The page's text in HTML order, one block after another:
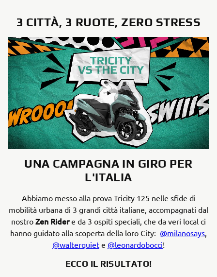
3 CITTÀ, 3 RUOTE, ZERO STRESS
UNA CAMPAGNA IN GIRO PER
L'ITALIA
Abbiamo messo alla prova Tricity 125 nelle sfide di
mobilità urbana di 3 grandi città italiane, accompagnati dal
nostro Zen Ridere da 3 ospiti speciali, che da veri local ci
hanno guidato alla scoperta della loro City: @milanosays,
@walterquiet e @leonardobocci!
ECCO IL RISULTATO!